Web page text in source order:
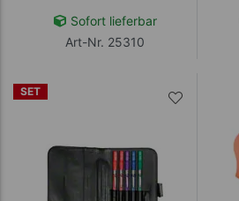
Sofort lieferbar
Art-Nr. 25310
SET